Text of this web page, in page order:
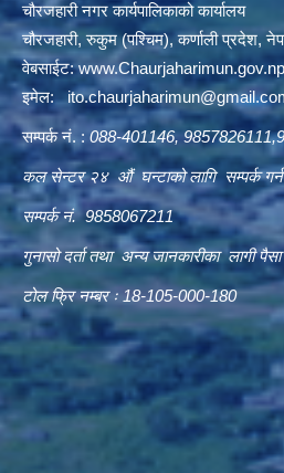
चौरजहारी नगर कार्यपालिकाको कार्यालय
चौरजहारी, रुकुम (पश्चिम), कर्णाली प्रदेश,
वेबसाईट:www.Chaurjaharimun.gov.np
इमेल:ito.chaurjaharimun@
सम्पर्क नं. : 088-401146,
कल सेन्टर २४ औं घन्टाको लागि सम्पर्क
सम्पर्क नं. 9858067211
गुनासो दर्ता तथा अन्य जानकारीका लागी
टोल फ्रि नम्बर ः 18-105-000-180